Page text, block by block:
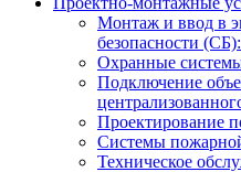
Монтаж и ввод в
безопасности
Охранные
Подключение
Проектирование
Системы
Техническое